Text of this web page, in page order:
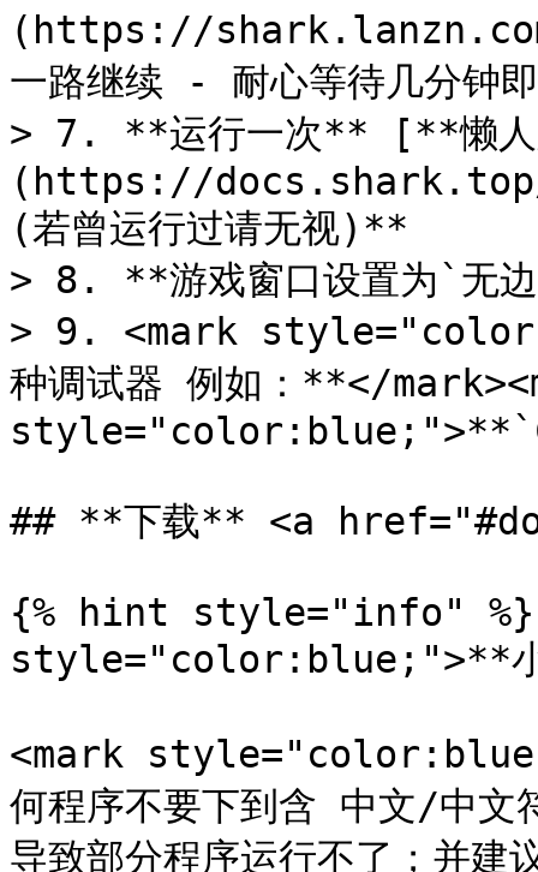
(https://
一路继续 - 耐心等待几分钟
> 7. **运行一次** [**懒
(https://
(若曾运行过请无视)**
> 8. **游戏窗口设置为`无
> 9. <mark
种调试器 例如：**</
## **下载** <a
{% hint style="info" %}
style="color:blue;">**小
<mark
何程序不要下到含 中文/中文
导致部分程序运行不了；并建